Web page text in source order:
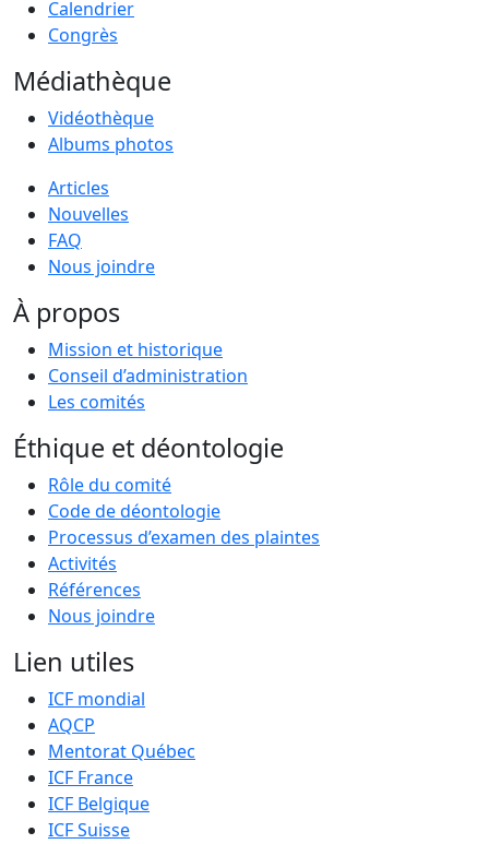
Calendrier
Congrès
Médiathèque
Vidéothèque
Albums photos
Articles
Nouvelles
FAQ
Nous joindre
À propos
Mission et historique
Conseil d’administration
Les comités
Éthique et déontologie
Rôle du comité
Code de déontologie
Processus d’examen des plaintes
Activités
Références
Nous joindre
Lien utiles
ICF mondial
AQCP
Mentorat Québec
ICF France
ICF Belgique
ICF Suisse